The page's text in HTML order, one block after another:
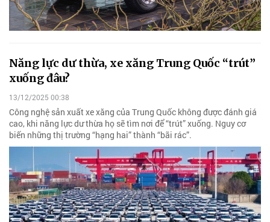
Năng lực dư thừa, xe xăng Trung Quốc “trút”
xuống đâu?
13/12/2025 00:38
Công nghệ sản xuất xe xăng của Trung Quốc không được đánh giá
cao, khi năng lực dư thừa họ sẽ tìm nơi để “trút” xuống. Nguy cơ
biến những thị trường “hạng hai” thành “bãi rác”.